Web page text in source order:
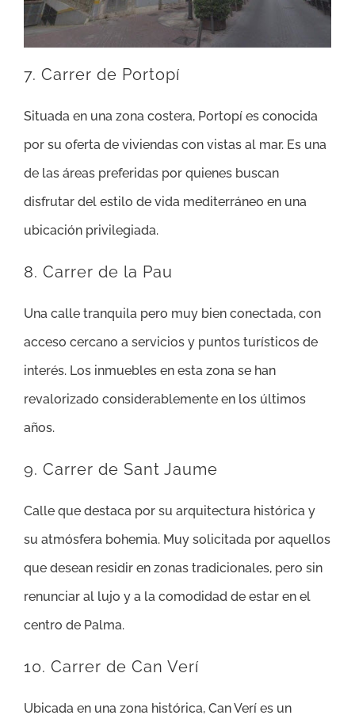
7. Carrer de Portopí
Situada en una zona costera, Portopí es conocida
por su oferta de viviendas con vistas al mar. Es una
de las áreas preferidas por quienes buscan
disfrutar del estilo de vida mediterráneo en una
ubicación privilegiada.
8. Carrer de la Pau
Una calle tranquila pero muy bien conectada, con
acceso cercano a servicios y puntos turísticos de
interés. Los inmuebles en esta zona se han
revalorizado considerablemente en los últimos
años.
9. Carrer de Sant Jaume
Calle que destaca por su arquitectura histórica y
su atmósfera bohemia. Muy solicitada por aquellos
que desean residir en zonas tradicionales, pero sin
renunciar al lujo y a la comodidad de estar en el
centro de Palma.
10. Carrer de Can Verí
Ubicada en una zona histórica, Can Verí es un